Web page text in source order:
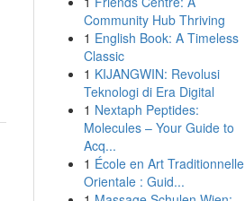
Community Hub Thriving
1 English Book: A Timeless
Classic
1 KIJANGWIN: Revolusi
Teknologi di Era Digital
1 Nextaph Peptides:
Molecules – Your Guide to
Acq...
1 École en Art Traditionnelle
Orientale : Guid...